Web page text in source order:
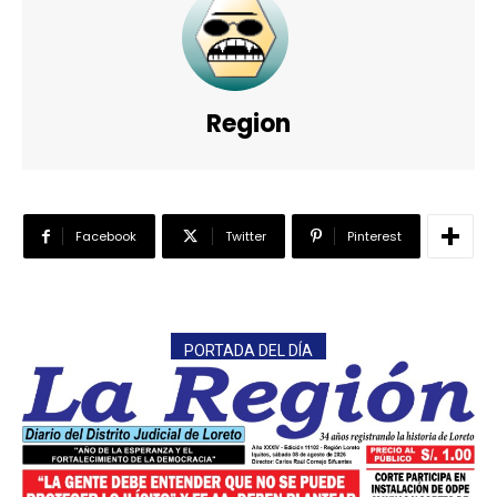
Region
Facebook Twitter Pinterest
PORTADA DEL DÍA